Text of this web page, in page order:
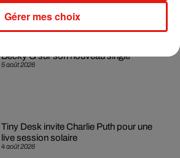
5 août 2026
Becky G sur son nouveau single
4 août 2026
Tiny Desk invite Charlie Puth pour une
live session solaire
Gérer mes choix